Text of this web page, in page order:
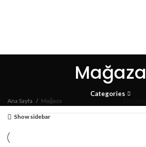
Mağaza
Categories
Ana Sayfa Mağaza
Show sidebar